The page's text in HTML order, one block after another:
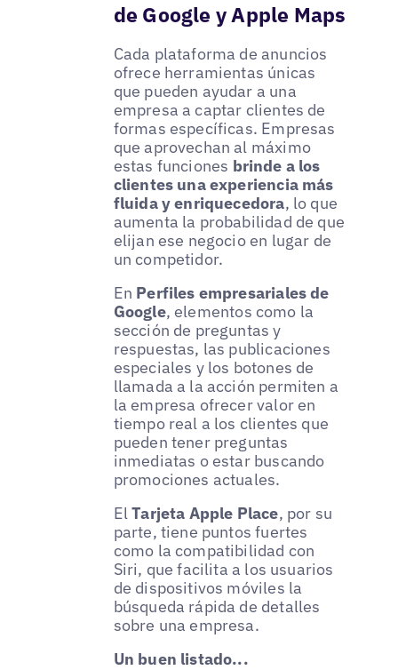
de Google y Apple Maps
Cada plataforma de anuncios
ofrece herramientas únicas
que pueden ayudar a una
empresa a captar clientes de
formas específicas. Empresas
que aprovechan al máximo
estas funciones brinde a los
clientes una experiencia más
fluida y enriquecedora, lo que
aumenta la probabilidad de que
elijan ese negocio en lugar de
un competidor.
En Perfiles empresariales de
Google, elementos como la
sección de preguntas y
respuestas, las publicaciones
especiales y los botones de
llamada a la acción permiten a
la empresa ofrecer valor en
tiempo real a los clientes que
pueden tener preguntas
inmediatas o estar buscando
promociones actuales.
ElTarjeta Apple Place, por su
parte, tiene puntos fuertes
como la compatibilidad con
Siri, que facilita a los usuarios
de dispositivos móviles la
búsqueda rápida de detalles
sobre una empresa.
Un buen listado...